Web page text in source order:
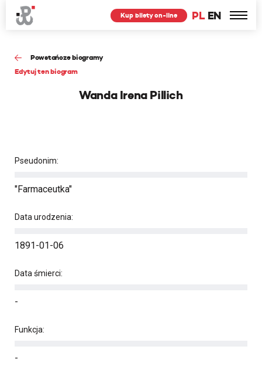
PL EN
Kup bilety on-line
Powstańcze biogramy
Edytuj ten biogram
Wanda Irena Pillich
Pseudonim:
"Farmaceutka"
Data urodzenia:
1891-01-06
Data śmierci:
-
Funkcja:
-